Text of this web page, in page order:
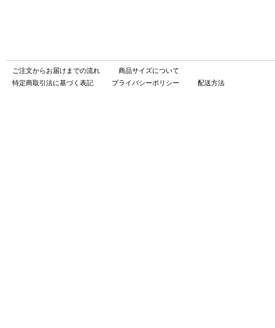
ご注文からお届けまでの流れ
商品サイズについて
特定商取引法に基づく表記
プライバシーポリシー 配送方法